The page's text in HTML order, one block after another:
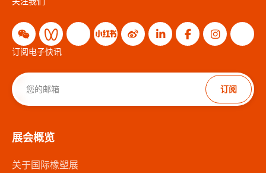
订阅电子快讯
订阅
展会概览
关于国际橡塑展